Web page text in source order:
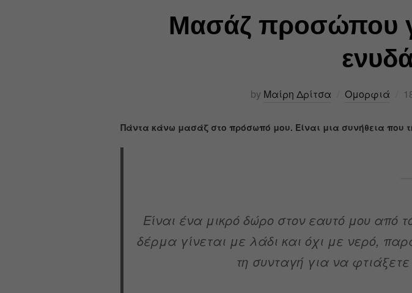
Μασάζ προσώπου
by Μαίρη Δρίτσα Ομορφιά
Πάντα κάνω μασάζ στο πρόσωπό μου. Είναι μια συνήθεια που
Είναι ένα μικρό δώρο στον εαυτό μου από
δέρμα γίνεται με λάδι και όχι με νερό,
τη συνταγή για να